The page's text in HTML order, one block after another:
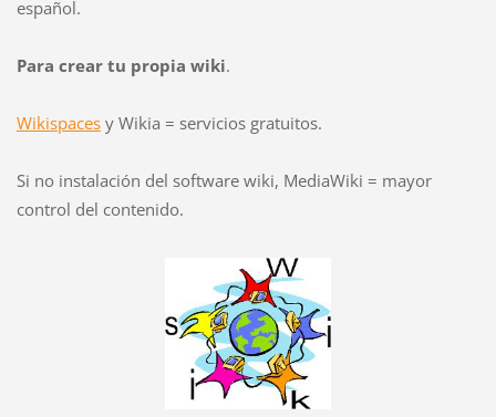
español.
Para crear tu propia wiki.
Wikispacesy Wikia = servicios gratuitos.
Si no instalación del software wiki, MediaWiki = mayor
control del contenido.